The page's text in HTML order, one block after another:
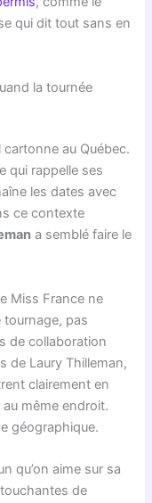
qui dit tout sans en
la tournée
cartonne au Québec.
qui rappelle ses
les dates avec
ce contexte
a semblé faire le
Miss France ne
tournage, pas
de collaboration
de Laury Thilleman,
clairement en
même endroit.
géographique.
qu’on aime sur sa
de